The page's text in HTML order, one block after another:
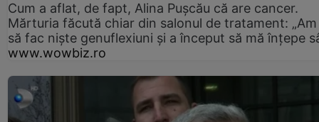
Cum a aflat, de fapt, Alina Pușcău că are cancer.
Mărturia făcută chiar din salonul de tratament:
să fac niște genuflexiuni și a început să mă înțepe
www.wowbiz.ro